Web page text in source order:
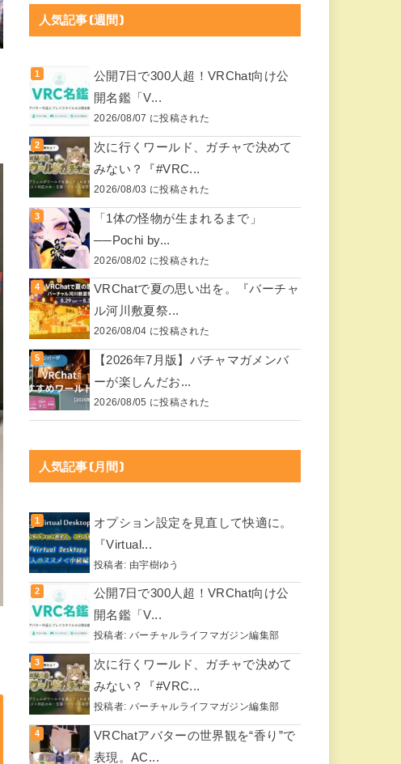
人気記事(週間)
公開7日で300人超！VRChat向け公
開名鑑「V...
2026/08/07 に投稿された
次に行くワールド、ガチャで決めて
みない？『#VRC...
2026/08/03 に投稿された
「1体の怪物が生まれるまで」
──Pochi by...
2026/08/02 に投稿された
VRChatで夏の思い出を。『バーチャ
ル河川敷夏祭...
2026/08/04 に投稿された
【2026年7月版】バチャマガメンバ
ーが楽しんだお...
2026/08/05 に投稿された
人気記事(月間)
オプション設定を見直して快適に。
『Virtual...
投稿者: 由宇樹ゆう
公開7日で300人超！VRChat向け公
開名鑑「V...
投稿者: バーチャルライフマガジン編集部
次に行くワールド、ガチャで決めて
みない？『#VRC...
投稿者: バーチャルライフマガジン編集部
VRChatアバターの世界観を“香り”で
表現。AC...